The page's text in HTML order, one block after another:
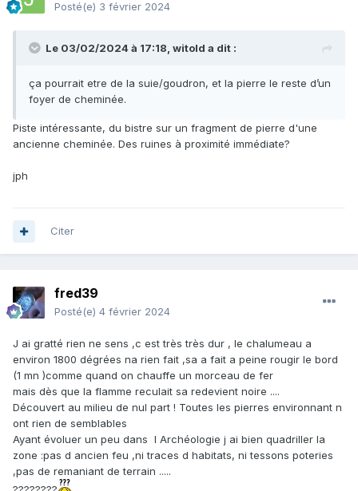
Posté(e) 3 février 2024
Le 03/02/2024 à 17:18, witold a dit :
ça pourrait etre de la suie/goudron, et la pierre le reste d’un
foyer de cheminée.
Piste intéressante, du bistre sur un fragment de pierre d'une
ancienne cheminée. Des ruines à proximité immédiate?
jph
Citer
fred39
Posté(e) 4 février 2024
J ai gratté rien ne sens ,c est très très dur , le chalumeau a
environ 1800 dégrées na rien fait ,sa a fait a peine rougir le bord
(1 mn )comme quand on chauffe un morceau de fer
mais dès que la flamme reculait sa redevient noire ....
Découvert au milieu de nul part ! Toutes les pierres environnant n
ont rien de semblables
Ayant évoluer un peu dans l Archéologie j ai bien quadriller la
zone :pas d ancien feu ,ni traces d habitats, ni tessons poteries
,pas de remaniant de terrain .....